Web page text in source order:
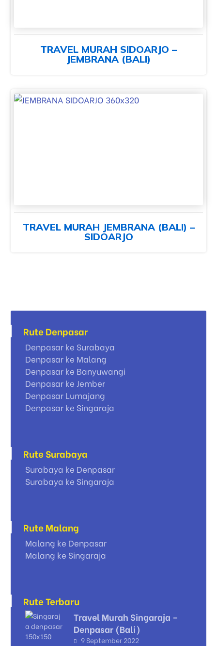
TRAVEL MURAH SIDOARJO –
JEMBRANA (BALI)
TRAVEL MURAH JEMBRANA (BALI) –
SIDOARJO
Rute Denpasar
Denpasar ke Surabaya
Denpasar ke Malang
Denpasar ke Banyuwangi
Denpasar ke Jember
Denpasar Lumajang
Denpasar ke Singaraja
Rute Surabaya
Surabaya ke Denpasar
Surabaya ke Singaraja
Rute Malang
Malang ke Denpasar
Malang ke Singaraja
Rute Terbaru
Travel Murah Singaraja –
Denpasar (Bali)
9 September 2022